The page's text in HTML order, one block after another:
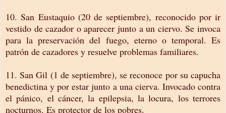
10. San Eustaquio (20 de septiembre), reconocido por ir
vestido de cazador o aparecer junto a un ciervo. Se invoca
para la preservación del fuego, eterno o temporal. Es
patrón de cazadores y resuelve problemas familiares.
11. San Gil (1 de septiembre), se reconoce por su capucha
benedictina y por estar junto a una cierva. Invocado contra
el pánico, el cáncer, la epilepsia, la locura, los terrores
nocturnos. Es protector de los pobres.